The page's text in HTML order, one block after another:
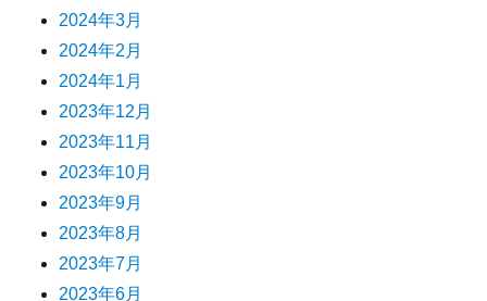
2024年3月
2024年2月
2024年1月
2023年12月
2023年11月
2023年10月
2023年9月
2023年8月
2023年7月
2023年6月